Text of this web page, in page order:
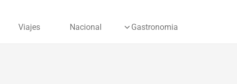
Viajes Nacional Gastronomia